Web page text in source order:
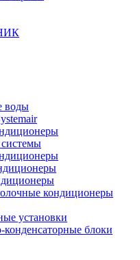
воды
кондиционеры
установки
конденсаторные блоки